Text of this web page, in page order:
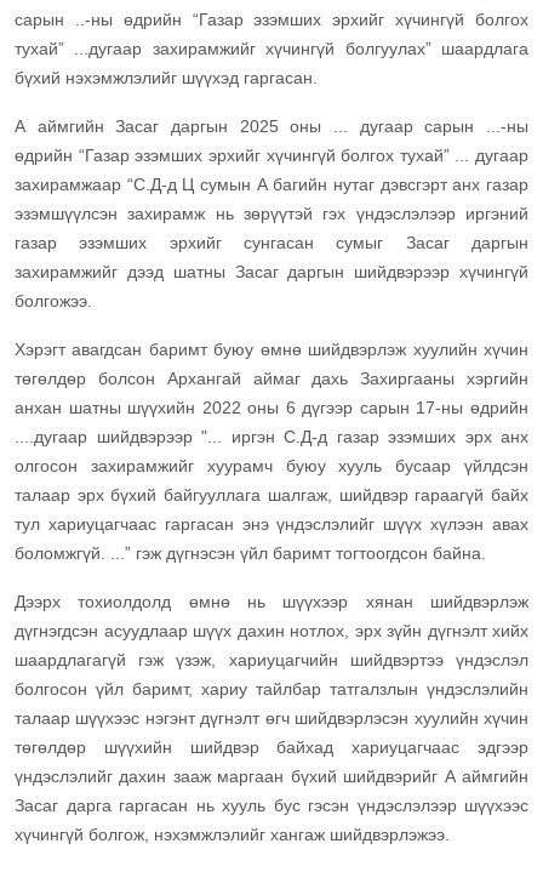
сарын ..-ны өдрийн “Газар эзэмших эрхийг хүчингүй болгох
тухай” ...дугаар захирамжийг хүчингүй болгуулах” шаардлага
бүхий нэхэмжлэлийг шүүхэд гаргасан.
А аймгийн Засаг даргын 2025 оны ... дугаар сарын ...-ны
өдрийн “Газар эзэмших эрхийг хүчингүй болгох тухай” ... дугаар
захирамжаар “С.Д-д Ц сумын А багийн нутаг дэвсгэрт анх газар
эзэмшүүлсэн захирамж нь зөрүүтэй гэх үндэслэлээр иргэний
газар эзэмших эрхийг сунгасан сумыг Засаг даргын
захирамжийг дээд шатны Засаг даргын шийдвэрээр хүчингүй
болгожээ.
Хэрэгт авагдсан баримт буюу өмнө шийдвэрлэж хуулийн хүчин
төгөлдөр болсон Архангай аймаг дахь Захиргааны хэргийн
анхан шатны шүүхийн 2022 оны 6 дүгээр сарын 17-ны өдрийн
....дугаар шийдвэрээр "... иргэн С.Д-д газар эзэмших эрх анх
олгосон захирамжийг хуурамч буюу хууль бусаар үйлдсэн
талаар эрх бүхий байгууллага шалгаж, шийдвэр гараагүй байх
тул хариуцагчаас гаргасан энэ үндэслэлийг шүүх хүлээн авах
боломжгүй. ...” гэж дүгнэсэн үйл баримт тогтоогдсон байна.
Дээрх тохиолдолд өмнө нь шүүхээр хянан шийдвэрлэж
дүгнэгдсэн асуудлаар шүүх дахин нотлох, эрх зүйн дүгнэлт хийх
шаардлагагүй гэж үзэж, хариуцагчийн шийдвэртээ үндэслэл
болгосон үйл баримт, хариу тайлбар татгалзлын үндэслэлийн
талаар шүүхээс нэгэнт дүгнэлт өгч шийдвэрлэсэн хуулийн хүчин
төгөлдөр шүүхийн шийдвэр байхад хариуцагчаас эдгээр
үндэслэлийг дахин зааж маргаан бүхий шийдвэрийг А аймгийн
Засаг дарга гаргасан нь хууль бус гэсэн үндэслэлээр шүүхээс
хүчингүй болгож, нэхэмжлэлийг хангаж шийдвэрлэжээ.